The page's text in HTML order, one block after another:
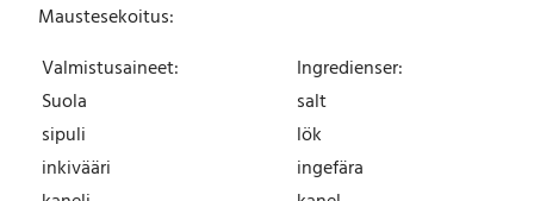
P
r
k
i
2
Maustesekoitus:
Valmistusaineet:
Ingredienser:
Suola
salt
sipuli
lök
inkivääri
ingefära